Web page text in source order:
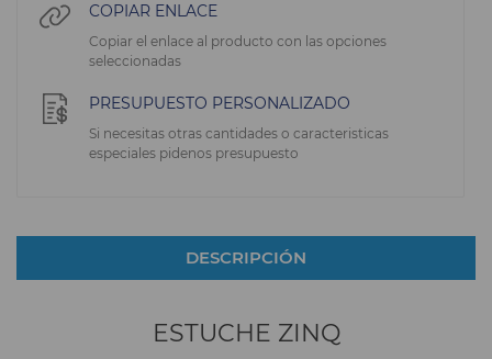
COPIAR ENLACE
Copiar el enlace al producto con las opciones
seleccionadas
PRESUPUESTO PERSONALIZADO
Si necesitas otras cantidades o caracteristicas
especiales pidenos presupuesto
DESCRIPCIÓN
ESTUCHE ZINQ